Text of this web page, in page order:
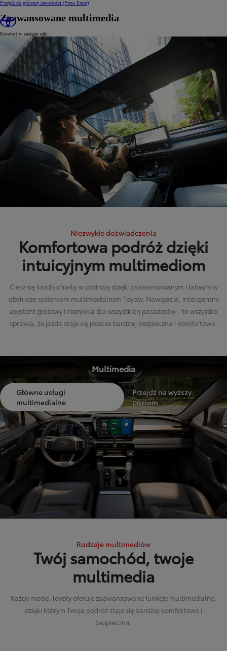
Przejdź do głównej zawartości (Press Enter)
Zaawansowane multimedia
Komfort w zasięgu ręki
Niezwykłe doświadczenia
Komfortowa podróż dzięki
intuicyjnym multimediom
Ciesz się każdą chwilą w podróży dzięki zaawansowanym i łatwym w
obsłudze systemom multimedialnym Toyoty. Nawigacja, inteligentny
asystent głosowy i rozrywka dla wszystkich pasażerów – to wszystko
sprawia, że jazda staje się jeszcze bardziej bezpieczna i komfortowa.
Multimedia
Główne usługi
multimedialne
Przejdź na wyższy
poziom
Rodzaje multimediów
Twój samochód, twoje
multimedia
Każdy model Toyoty oferuje zaawansowane funkcje multimedialne,
dzięki którym Twoja podróż staje się bardziej komfortowa i
bezpieczna.